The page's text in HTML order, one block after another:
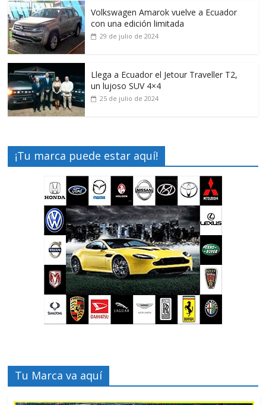
Volkswagen Amarok vuelve a Ecuador
con una edición limitada
29 de julio de 2024
Llega a Ecuador el Jetour Traveller T2,
un lujoso SUV 4×4
25 de julio de 2024
¡Tu marca puede estar aquí!
Tu Marca va aquí